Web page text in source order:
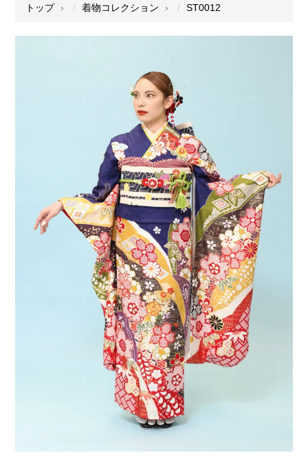
● ● ●
● ● ● ●
トップ 着物コレクション ST0012